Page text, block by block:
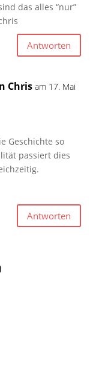
das alles “nur”
Antworten
Chris am 17. Mai
Geschichte so
passiert dies
Antworten